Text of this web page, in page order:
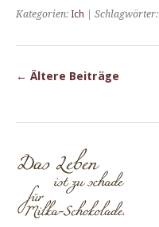
Kategorien: Ich | Schlagwörter:
← Ältere Beiträge